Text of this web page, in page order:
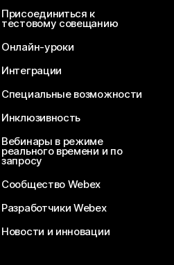
Присоединиться к
тестовому совещанию
Онлайн-уроки
Интеграции
Специальные возможности
Инклюзивность
Вебинары в режиме
реального времени и по
запросу
Сообщество Webex
Разработчики Webex
Новости и инновации